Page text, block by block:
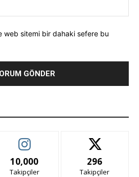
web sitemi bir dahaki sefere bu
10,000
Takipçiler
296
Takipçiler